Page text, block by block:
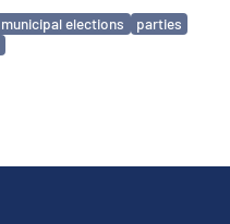
municipal elections
parties